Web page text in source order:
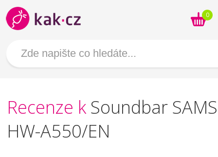
0
Recenze k Soundbar
HW-A550/EN